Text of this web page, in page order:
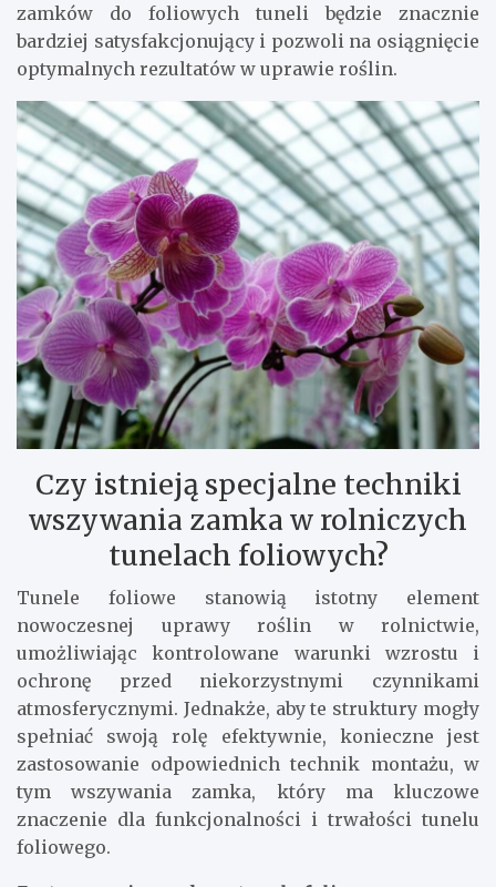
zamków do foliowych tuneli będzie znacznie
bardziej satysfakcjonujący i pozwoli na osiągnięcie
optymalnych rezultatów w uprawie roślin.
Czy istnieją specjalne techniki
wszywania zamka w rolniczych
tunelach foliowych?
Tunele foliowe stanowią istotny element
nowoczesnej uprawy roślin w rolnictwie,
umożliwiając kontrolowane warunki wzrostu i
ochronę przed niekorzystnymi czynnikami
atmosferycznymi. Jednakże, aby te struktury mogły
spełniać swoją rolę efektywnie, konieczne jest
zastosowanie odpowiednich technik montażu, w
tym wszywania zamka, który ma kluczowe
znaczenie dla funkcjonalności i trwałości tunelu
foliowego.